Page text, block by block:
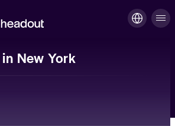
New York